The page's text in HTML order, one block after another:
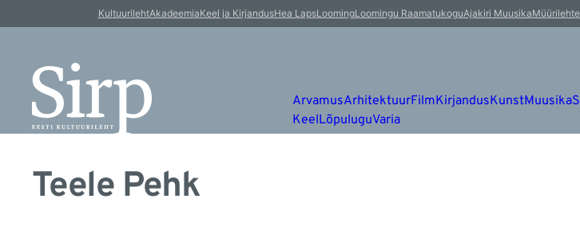
KultuurilehtAkadeemiaKeel ja KirjandusHea LapsLoomingLoomingu RaamatukoguAjakiri MuusikaMüürileht
ArvamusArhitektuurFilmKirjandusKunstMuusika
KeelLõpuluguVaria
Teele Pehk